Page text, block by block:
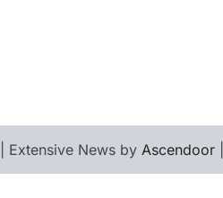
News by Ascendoor